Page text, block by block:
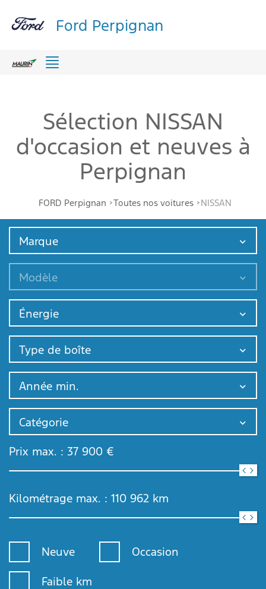
Ford Perpignan
Menu
Sélection NISSAN
d'occasion et neuves à
Perpignan
FORD Perpignan Toutes nos voitures NISSAN
Marque
Modèle
Énergie
Type de boîte
Année min.
Catégorie
Prix max. : 37 900 €
Kilométrage max. : 110 962 km
Neuve Occasion
Faible km